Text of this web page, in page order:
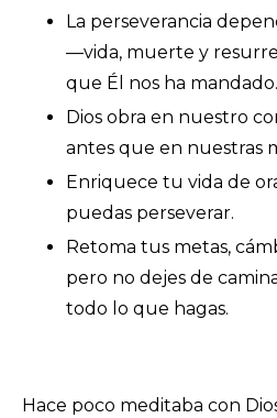
La perseverancia
—vida, muerte y
que Él nos ha mandado.
Dios obra en nuestro
antes que en nuestras
Enriquece tu vida de
puedas perseverar.
Retoma tus metas,
pero no dejes de
todo lo que hagas.
Hace poco meditaba con